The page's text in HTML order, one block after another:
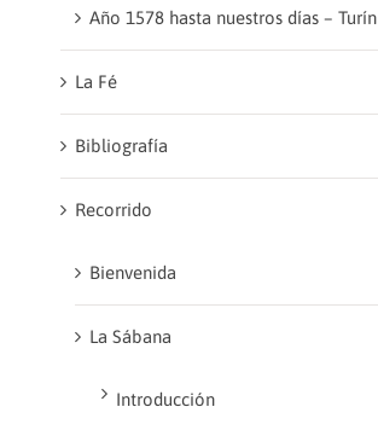
Año 1578 hasta nuestros días – Turín
La Fé
Bibliografía
Recorrido
Bienvenida
La Sábana
Introducción